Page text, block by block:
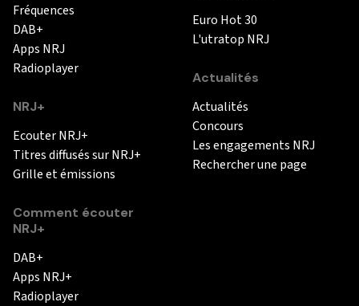
Fréquences
DAB+
Apps NRJ
Radioplayer
NRJ+
Ecouter NRJ+
Titres diffusés sur NRJ+
Grille et émissions
Comment écouter
NRJ+
DAB+
Apps NRJ+
Radioplayer
Euro Hot 30
L'utratop NRJ
Actualités
Actualités
Concours
Les engagements NRJ
Rechercher une page